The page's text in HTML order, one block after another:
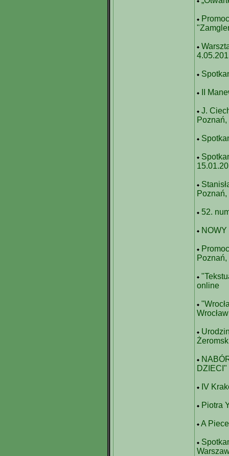
II
J.
52.
online
DZIECI"
IV
Piotra
A